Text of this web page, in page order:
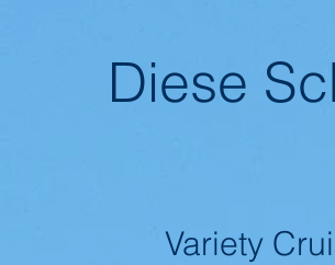
Diese
Variety